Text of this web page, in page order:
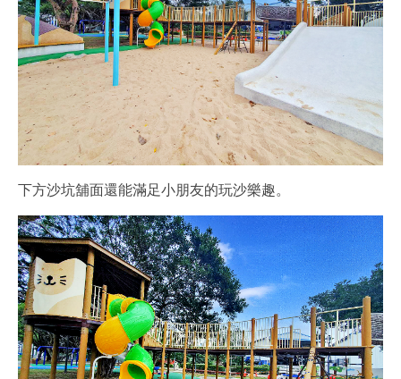
下方沙坑舖面還能滿足小朋友的玩沙樂趣。